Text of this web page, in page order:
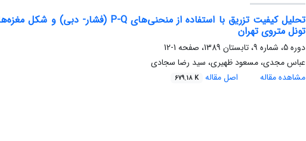
تونل متروی تهران
دوره 5، شماره 9، تابستان 1389، صفحه
1-12
عباس مجدی، مسعود ظهیری، سید رضا سجادی
مشاهده مقاله
اصل مقاله 679.18 K